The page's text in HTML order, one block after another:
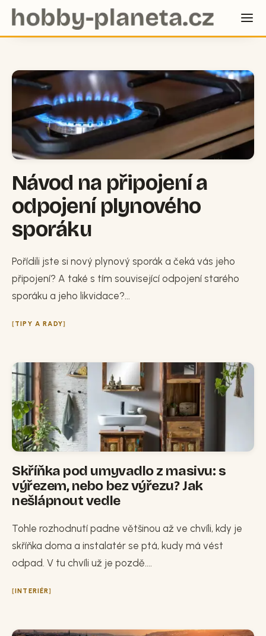
Návod na připojení a
odpojení plynového
sporáku
Pořídili jste si nový plynový sporák a čeká vás jeho
připojení? A také s tím související odpojení starého
sporáku a jeho likvidace?...
TIPY A RADY
Skříňka pod umyvadlo z masivu: s
výřezem, nebo bez výřezu? Jak
nešlápnout vedle
Tohle rozhodnutí padne většinou až ve chvíli, kdy je
skříňka doma a instalatér se ptá, kudy má vést
odpad. V tu chvíli už je pozdě....
INTERIÉR